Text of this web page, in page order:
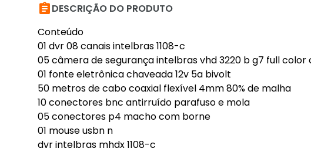
DESCRIÇÃO DO PRODUTO
Conteúdo
01 dvr 08 canais intelbras 1108-c
05 câmera de segurança intelbras vhd 3220 b g7 full color
01 fonte eletrônica chaveada 12v 5a bivolt
50 metros de cabo coaxial flexível 4mm 80% de malha
10 conectores bnc antirruído parafuso e mola
05 conectores p4 macho com borne
01 mouse usbn n
dvr intelbras mhdx 1108-c